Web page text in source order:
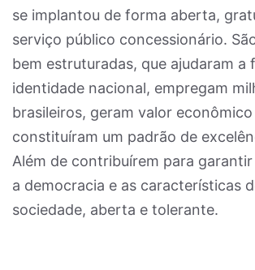
se implantou de forma aberta,
serviço público concessionário.
bem estruturadas, que ajudaram a
identidade nacional, empregam
brasileiros, geram valor econômico
constituíram um padrão de
Além de contribuírem para
a democracia e as características
sociedade, aberta e tolerante.